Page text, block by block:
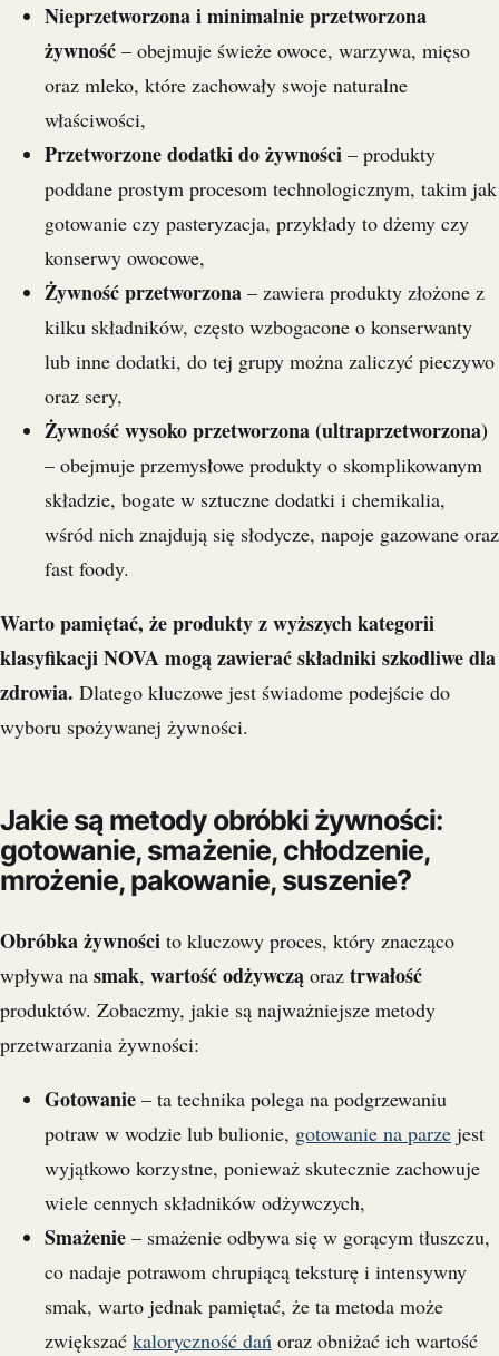
Nieprzetworzona i minimalnie przetworzona
żywność – obejmuje świeże owoce, warzywa, mięso
oraz mleko, które zachowały swoje naturalne
właściwości,
Przetworzone dodatki do żywności – produkty
poddane prostym procesom technologicznym, takim jak
gotowanie czy pasteryzacja, przykłady to dżemy czy
konserwy owocowe,
Żywność przetworzona – zawiera produkty złożone z
kilku składników, często wzbogacone o konserwanty
lub inne dodatki, do tej grupy można zaliczyć pieczywo
oraz sery,
Żywność wysoko przetworzona (ultraprzetworzona)
– obejmuje przemysłowe produkty o skomplikowanym
składzie, bogate w sztuczne dodatki i chemikalia,
wśród nich znajdują się słodycze, napoje gazowane oraz
fast foody.
Warto pamiętać, że produkty z wyższych kategorii
klasyfikacji NOVA mogą zawierać składniki szkodliwe dla
zdrowia. Dlatego kluczowe jest świadome podejście do
wyboru spożywanej żywności.
Jakie są metody obróbki żywności:
gotowanie, smażenie, chłodzenie,
mrożenie, pakowanie, suszenie?
Obróbka żywności to kluczowy proces, który znacząco
wpływa na smak, wartość odżywczą oraz trwałość
produktów. Zobaczmy, jakie są najważniejsze metody
przetwarzania żywności:
Gotowanie – ta technika polega na podgrzewaniu
potraw w wodzie lub bulionie, gotowanie na parze jest
wyjątkowo korzystne, ponieważ skutecznie zachowuje
wiele cennych składników odżywczych,
Smażenie – smażenie odbywa się w gorącym tłuszczu,
co nadaje potrawom chrupiącą teksturę i intensywny
smak, warto jednak pamiętać, że ta metoda może
zwiększać kaloryczność dań oraz obniżać ich wartość